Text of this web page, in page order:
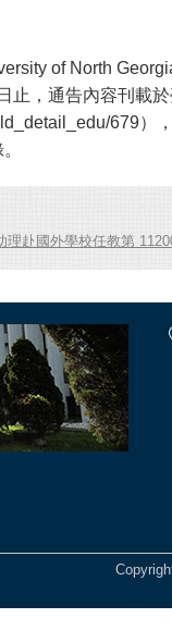
of North
止，通告內容刊載
679）
理赴國外學校任教第